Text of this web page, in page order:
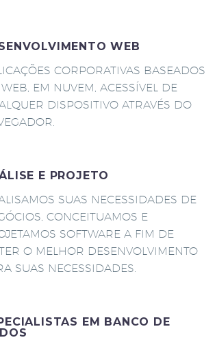
WEB
CORPORATIVAS BASEADOS
EM NUVEM, ACESSÍVEL DE
DISPOSITIVO ATRAVÉS DO
E PROJETO
SUAS NECESSIDADES DE
CONCEITUAMOS E
SOFTWARE A FIM DE
O MELHOR DESENVOLVIMENTO
SUAS NECESSIDADES.
EM BANCO DE